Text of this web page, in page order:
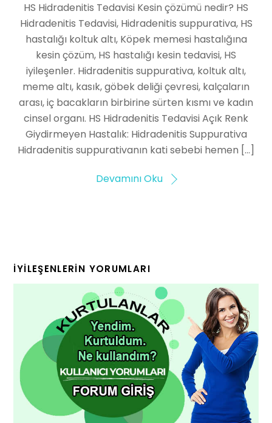
HS Hidradenitis Tedavisi Kesin çözümü nedir? HS
Hidradenitis Tedavisi, Hidradenitis suppurativa, HS
hastalığı koltuk altı, Köpek memesi hastalığına
kesin çözüm, HS hastalığı kesin tedavisi, HS
iyileşenler. Hidradenitis suppurativa, koltuk altı,
meme altı, kasık, göbek deliği çevresi, kalçaların
arası, iç bacakların birbirine sürten kısmı ve kadın
cinsel organı. HS Hidradenitis Tedavisi Açık Renk
Giydirmeyen Hastalık: Hidradenitis Suppurativa
Hidradenitis suppurativanın kati sebebi hemen […]
Devamını Oku
İYILEŞENLERIN YORUMLARI